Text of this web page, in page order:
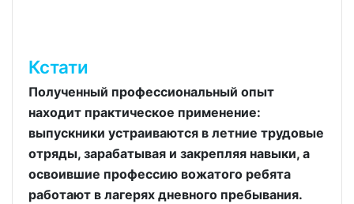
Кстати
Полученный профессиональный опыт
находит практическое применение:
выпускники устраиваются в летние трудовые
отряды, зарабатывая и закрепляя навыки, а
освоившие профессию вожатого ребята
работают в лагерях дневного пребывания.